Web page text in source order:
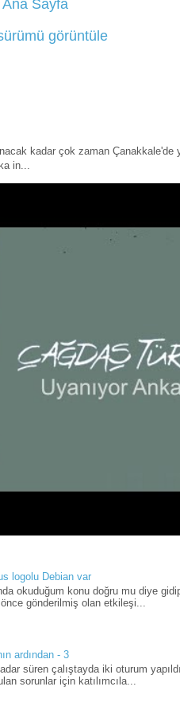
Ana Sayfa
görüntüle
kadar çok zaman Çanakkale'de
in...
logolu Debian var
okuduğum konu doğru mu diye
gönderilmiş olan etkileşi...
ardından - 3
süren çalıştayda iki oturum
sorunlar için katılımcıla...